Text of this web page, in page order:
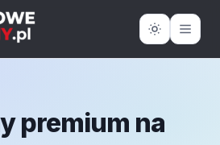
premium na